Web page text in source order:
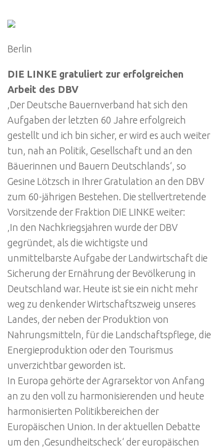
Berlin
DIE LINKE gratuliert zur erfolgreichen
Arbeit des DBV
‚Der Deutsche Bauernverband hat sich den
Aufgaben der letzten 60 Jahre erfolgreich
gestellt und ich bin sicher, er wird es auch weiter
tun, nah an Politik, Gesellschaft und an den
Bäuerinnen und Bauern Deutschlands‘, so
Gesine Lötzsch in Ihrer Gratulation an den DBV
zum 60-jährigen Bestehen. Die stellvertretende
Vorsitzende der Fraktion DIE LINKE weiter:
‚In den Nachkriegsjahren wurde der DBV
gegründet, als die wichtigste und
unmittelbarste Aufgabe der Landwirtschaft die
Sicherung der Ernährung der Bevölkerung in
Deutschland war. Heute ist sie ein nicht mehr
weg zu denkender Wirtschaftszweig unseres
Landes, der neben der Produktion von
Nahrungsmitteln, für die Landschaftspflege, die
Energieproduktion oder den Tourismus
unverzichtbar geworden ist.
In Europa gehörte der Agrarsektor von Anfang
an zu den voll zu harmonisierenden und heute
harmonisierten Politikbereichen der
Europäischen Union. In der aktuellen Debatte
um den ‚Gesundheitscheck‘ der europäischen